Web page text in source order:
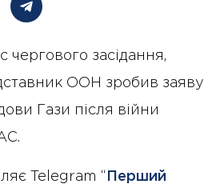
чергового засідання,
ООН зробив заяву
Гази після війни
Telegram “ Перший